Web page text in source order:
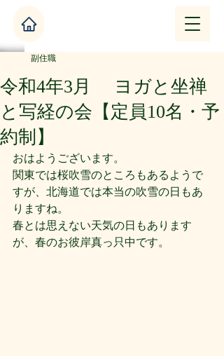
令和4年3月 ヨガと坐禅
と写経の会【定員10名・予
約制】
副住職
おはようございます。
関東では桜吹雪のところもあるようで
すが、北海道では本当の吹雪の日もあ
りますね。
春とは思えない天気の日もあります
が、春のお彼岸真っ只中です。